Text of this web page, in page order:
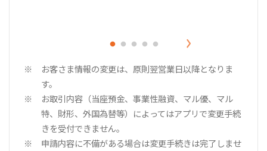
お客さま情報の変更は、原則翌営業日以降となりま
す。
お取引内容（当座預金、事業性融資、マル優、マル
特、財形、外国為替等）によってはアプリで変更手続
きを受付できません。
申請内容に不備がある場合は変更手続きは完了しませ